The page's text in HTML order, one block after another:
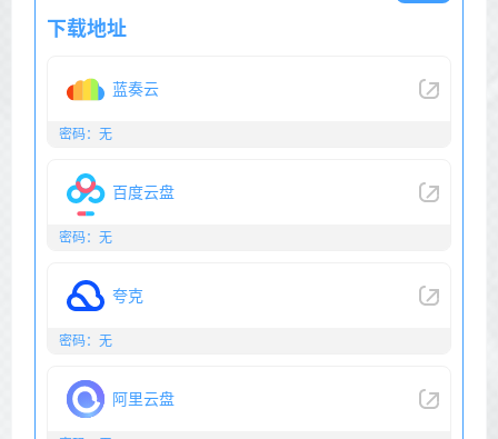
下载地址
蓝奏云
密码：无
百度云盘
密码：无
夸克
密码：无
阿里云盘